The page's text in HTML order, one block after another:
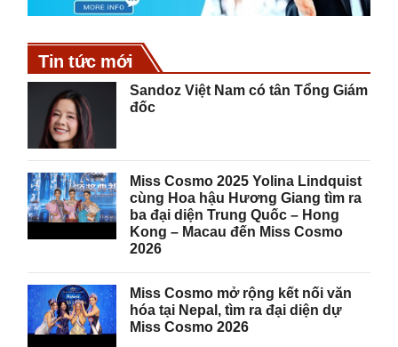
Tin tức mới
Sandoz Việt Nam có tân Tổng Giám
đốc
Miss Cosmo 2025 Yolina Lindquist
cùng Hoa hậu Hương Giang tìm ra
ba đại diện Trung Quốc – Hong
Kong – Macau đến Miss Cosmo
2026
Miss Cosmo mở rộng kết nối văn
hóa tại Nepal, tìm ra đại diện dự
Miss Cosmo 2026